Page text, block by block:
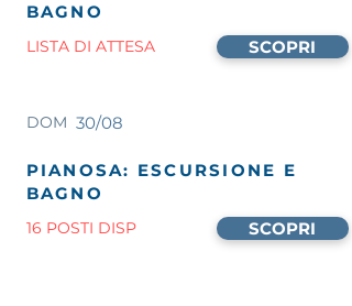
BAGNO
LISTA DI ATTESA SCOPRI
DOM 30/08
PIANOSA: ESCURSIONE E
BAGNO
16 POSTI DISP SCOPRI